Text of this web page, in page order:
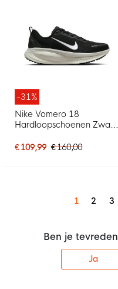
-31%
Nike Vomero 18
Hardloopschoenen Zwart
€ 109,99 € 160,00
1 2 3
Ben je
Ja